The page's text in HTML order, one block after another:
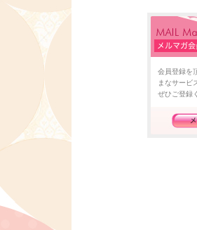
会員登録を
まなサービ
ぜひご登録